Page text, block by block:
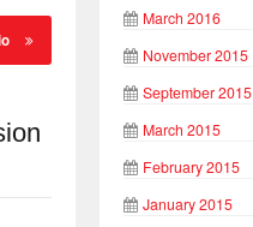
March 2016
November 2015
September 2015
March 2015
February 2015
January 2015